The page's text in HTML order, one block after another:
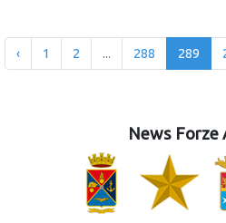
‹ 1 2 ... 288 289
News Forze